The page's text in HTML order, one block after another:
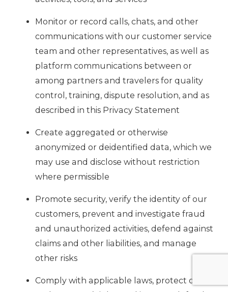
Monitor or record calls, chats, and other
communications with our customer service
team and other representatives, as well as
platform communications between or
among partners and travelers for quality
control, training, dispute resolution, and as
described in this Privacy Statement
Create aggregated or otherwise
anonymized or deidentified data, which we
may use and disclose without restriction
where permissible
Promote security, verify the identity of our
customers, prevent and investigate fraud
and unauthorized activities, defend against
claims and other liabilities, and manage
other risks
Comply with applicable laws, protect our